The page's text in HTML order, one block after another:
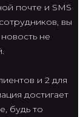
почте и SMS
вы
не
и 2 для
достигает
будь то